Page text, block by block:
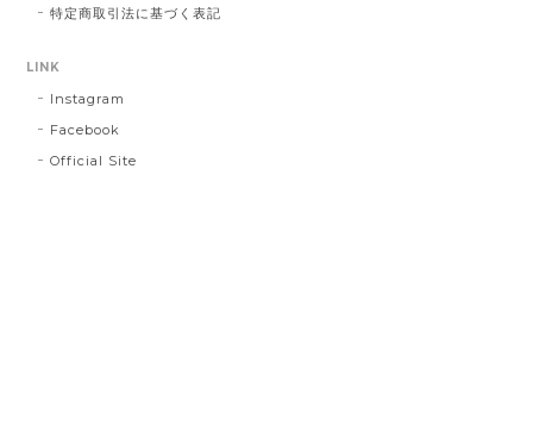
特定商取引法に基づく表記
LINK
Instagram
Facebook
Official Site